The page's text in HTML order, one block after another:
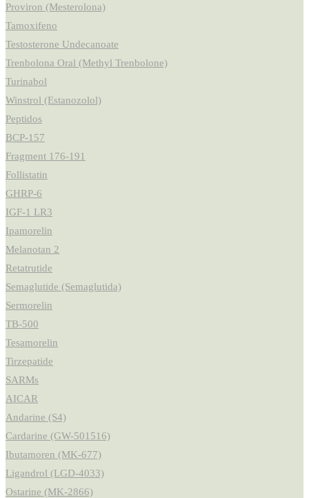
Proviron (Mesterolona)
Tamoxifeno
Testosterone Undecanoate
Trenbolona Oral (Methyl Trenbolone)
Turinabol
Winstrol (Estanozolol)
Peptidos
BCP-157
Fragment 176-191
Follistatin
GHRP-6
IGF-1 LR3
Ipamorelin
Melanotan 2
Retatrutide
Semaglutide (Semaglutida)
Sermorelin
TB-500
Tesamorelin
Tirzepatide
SARMs
AICAR
Andarine (S4)
Cardarine (GW-501516)
Ibutamoren (MK-677)
Ligandrol (LGD-4033)
Ostarine (MK-2866)